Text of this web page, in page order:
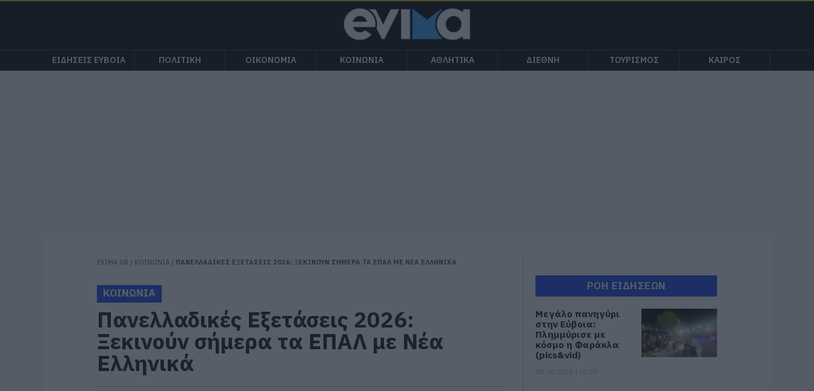
ΕΙΔΗΣΕΙΣ ΕΥΒΟΙΑ ΠΟΛΙΤΙΚΗ ΟΙΚΟΝΟΜΙΑ ΚΟΙΝΩΝΙΑ ΑΘΛΗΤΙΚΑ ΔΙΕΘΝΗ ΤΟΥΡΙΣΜΟΣ ΚΑΙΡΟΣ
EVIMA.GR / ΚΟΙΝΩΝΙΑ / ΠΑΝΕΛΛΑΔΙΚΕΣ ΕΞΕΤΑΣΕΙΣ 2026: ΞΕΚΙΝΟΥΝ ΣΗΜΕΡΑ ΤΑ ΕΠΑΛ ΜΕ ΝΕΑ ΕΛΛΗΝΙΚΑ
ΚΟΙΝΩΝΙΑ
Πανελλαδικές Εξετάσεις 2026:
Ξεκινούν σήμερα τα ΕΠΑΛ με Νέα
Ελληνικά
ΡΟΗ ΕΙΔΗΣΕΩΝ
Μεγάλο πανηγύρι
στην Εύβοια:
Πλημμύρισε με
κόσμο η Φαράκλα
(pics&vid)